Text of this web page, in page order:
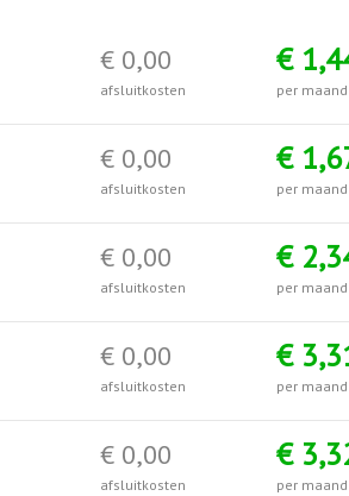
€ 0,00
afsluitkosten
€
per maand
€ 0,00
afsluitkosten
€
per maand
€ 0,00
afsluitkosten
€
per maand
€ 0,00
afsluitkosten
€
per maand
€ 0,00
afsluitkosten
€
per maand